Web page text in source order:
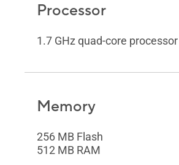
Processor
1.7 GHz quad-core processor
Memory
256 MB Flash
512 MB RAM